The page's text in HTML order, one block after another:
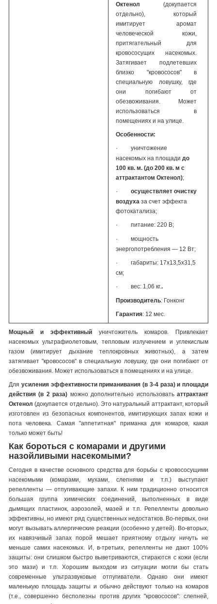
Октенол
(докупается
отдельно), который
имитирует аромат
человеческой кожи,
притягательный для
кровососущих насекомых.
Затягивает подлетевших
близко "кровососов" в
специальную ловушку, где
они погибают от
обезвоживания. Может
использоваться в
помещениях и на улице.
Особенности:
·
уничтожение
насекомых на площади до
100 кв. м. (до 200 кв. м с
аттрактантом Октенол);
·
осуществляет очистку
воздуха за счет эффекта
фотокатализа;
· питание: 220 В;
·
мощность
энергопотребления — 12 Вт;
·
габариты: 17х13,5х31,5
см;
· вес: 1,06 кг..
Производитель: Гонконг
Гарантия: 12 мес.
Мощный и эффективный уничтожитель комаров. Привлекает
насекомых ультрафиолетовым, тепловым излучением и углекислым
газом (имитирует дыхание теплокровных животных), а затем
затягивает "кровососов" в специальную ловушку, где они погибают от
обезвоживания. Может использоваться в помещениях и на улице.
Для усиления эффективности приманивания (в 3-4 раза) и площади
действия (в 2 раза) можно дополнительно использовать аттрактант
Октенол(докупается отдельно). Это натуральный аттрактант, который
изготовлен из безопасных компонентов, имитирующих запах кожи и
пота человека. Самая "аппетитная" приманка для комаров, какая
только может быть!
Как бороться с комарами и другими
назойливыми насекомыми?
Сегодня в качестве основного средства для борьбы с кровососущими
насекомыми (комарами, мухами, слепнями и т.п.) выступают
репелленты — отпугивающие запахи. К ним традиционно относится
большая группа химических соединений, выполненных в виде
дымящих пластинок, аэрозолей, мазей и т.п. Репелленты довольно
эффективны, но имеют ряд существенных недостатков. Во-первых, они
могут вызывать аллергические реакции (особенно у детей). Во-вторых,
их навязчивый запах порой мешает приятному отдыху ничуть не
меньше самих насекомых. И, в-третьих, репелленты не дают 100%
защиты: они слишком быстро выветриваются, стираются с кожи (если
это мази) и т.п. Хорошим выходом из ситуации могли бы стать
современные ультразвуковые отпугиватели. Однако они имеют
маленькую площадь защиты и обычно действуют только на комаров
(т.е., совершенно бесполезны против других "кровососов": слепней,